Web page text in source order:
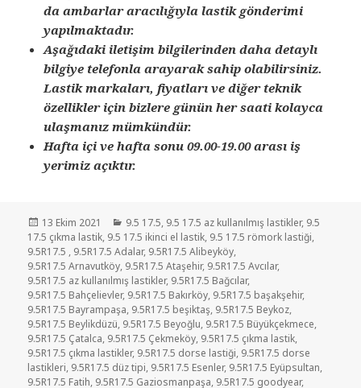
da ambarlar aracılığıyla lastik gönderimi
yapılmaktadır.
Aşağıdaki iletişim bilgilerinden daha detaylı
bilgiye telefonla arayarak sahip olabilirsiniz.
Lastik markaları, fiyatları ve diğer teknik
özellikler için bizlere günün her saati kolayca
ulaşmanız mümkündür.
Hafta içi ve hafta sonu 09.00-19.00 arası iş
yerimiz açıktır.
Yayın
tarihi
13 Ekim 2021 Kategoriler
9.5 17.5, 9.5 17.5 az kullanılmış lastikler, 9.5
17.5 çıkma lastik, 9.5 17.5 ikinci el lastik, 9.5 17.5 römork lastiği,
9.5R17.5 , 9.5R17.5 Adalar, 9.5R17.5 Alibeyköy,
9.5R17.5 Arnavutköy, 9.5R17.5 Ataşehir, 9.5R17.5 Avcılar,
9.5R17.5 az kullanılmış lastikler, 9.5R17.5 Bağcılar,
9.5R17.5 Bahçelievler, 9.5R17.5 Bakırköy, 9.5R17.5 başakşehir,
9.5R17.5 Bayrampaşa, 9.5R17.5 beşiktaş, 9.5R17.5 Beykoz,
9.5R17.5 Beylikdüzü, 9.5R17.5 Beyoğlu, 9.5R17.5 Büyükçekmece,
9.5R17.5 Çatalca, 9.5R17.5 Çekmeköy, 9.5R17.5 çıkma lastik,
9.5R17.5 çıkma lastikler, 9.5R17.5 dorse lastiği, 9.5R17.5 dorse
lastikleri, 9.5R17.5 düz tipi, 9.5R17.5 Esenler, 9.5R17.5 Eyüpsultan,
9.5R17.5 Fatih, 9.5R17.5 Gaziosmanpaşa, 9.5R17.5 goodyear,